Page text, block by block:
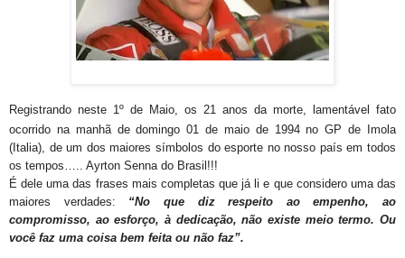
Registrando neste 1º de Maio, os 21 anos da morte, lamentável fato
ocorrido na manhã de domingo 01 de maio de 1994 no GP de Imola
(Italia), de um dos maiores símbolos do esporte no nosso país em todos
os tempos….. Ayrton Senna do Brasil!!!
É dele uma das frases mais completas que já li e que considero uma das
maiores verdades: “No que diz respeito ao empenho, ao
compromisso, ao esforço, à dedicação, não existe meio termo. Ou
você faz uma coisa bem feita ou não faz”.